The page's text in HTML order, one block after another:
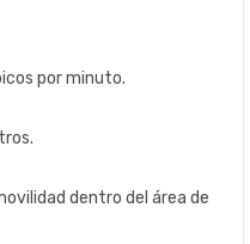
por minuto.
dentro del área de